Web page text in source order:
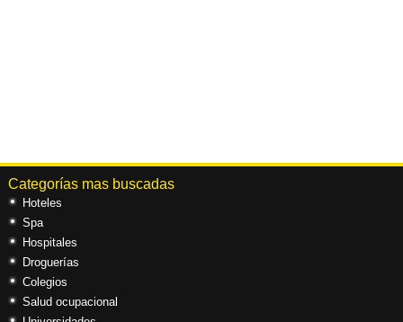
Categorías mas buscadas
Hoteles
Spa
Hospitales
Droguerías
Colegios
Salud ocupacional